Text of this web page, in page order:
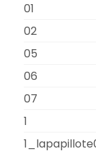
01
02
05
06
07
1